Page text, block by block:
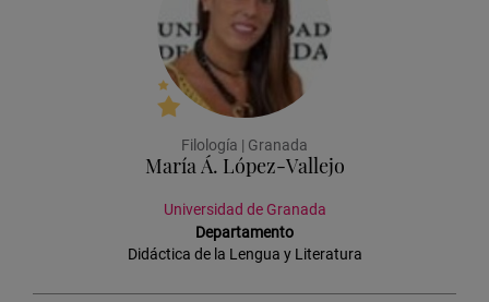
Filología | Granada
María Á. López-Vallejo
Universidad de Granada
Departamento
Didáctica de la Lengua y Literatura